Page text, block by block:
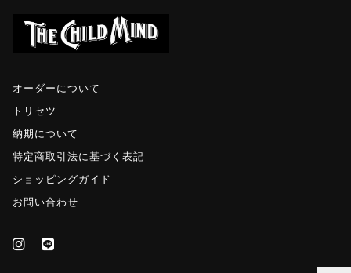
オーダーについて
トリセツ
納期について
特定商取引法に基づく表記
ショッピングガイド
お問い合わせ